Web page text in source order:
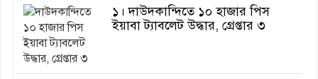
১। দাউদকান্দিতে ১০ হাজার পিস
ইয়াবা ট্যাবলেট উদ্ধার, গ্রেপ্তার ৩